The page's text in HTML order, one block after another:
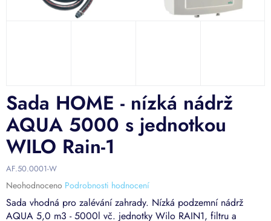
Sada vhodná pro zalévání zahrady. Nízká podzemní nádrž
AQUA 5,0 m3 - 5000l vč. jednotky Wilo RAIN1, filtru a
Sada HOME - nízká nádrž
AQUA 5000 s jednotkou
WILO Rain-1
AF.50.0001-W
Průměrné
hodnocení
produktu
Neohodnoceno Podrobnosti hodnocení